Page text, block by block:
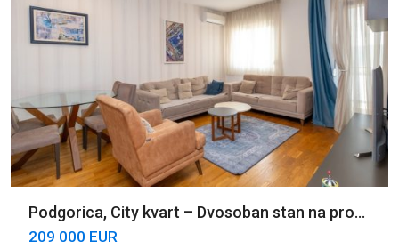
Podgorica, City kvart – Dvosoban stan na pro...
209 000 EUR